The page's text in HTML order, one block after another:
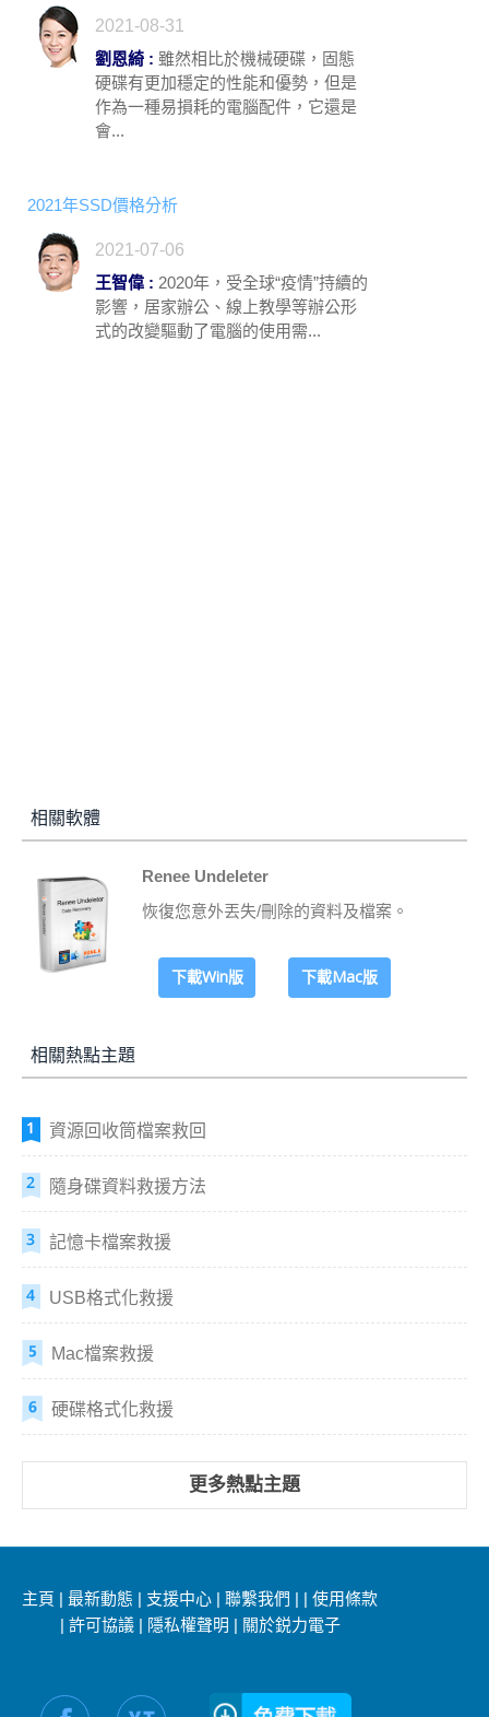
2021-08-31
劉恩綺 : 雖然相比於機械硬碟，固態
硬碟有更加穩定的性能和優勢，但是
作為一種易損耗的電腦配件，它還是
會...
2021年SSD價格分析
2021-07-06
王智偉 : 2020年，受全球“疫情”持續的
影響，居家辦公、線上教學等辦公形
式的改變驅動了電腦的使用需...
相關軟體
Renee Undeleter
恢復您意外丟失/刪除的資料及檔案。
下載Win版 下載Mac版
相關熱點主題
資源回收筒檔案救回
隨身碟資料救援方法
記憶卡檔案救援
USB格式化救援
Mac檔案救援
硬碟格式化救援
更多熱點主題
主頁 |最新動態 | 支援中心 |聯繫我們 | |使用條款
| 許可協議| 隱私權聲明 | 關於鋭力電子
社交媒體信息：